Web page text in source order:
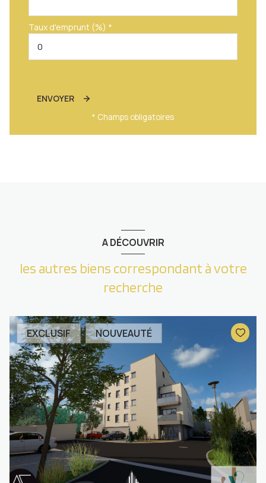
Taux d'emprunt (%) *
ENVOYER
* Champs obligatoires
A DÉCOUVRIR
les autres biens correspondant à votre
recherche
EXCLUSIF NOUVEAUTÉ